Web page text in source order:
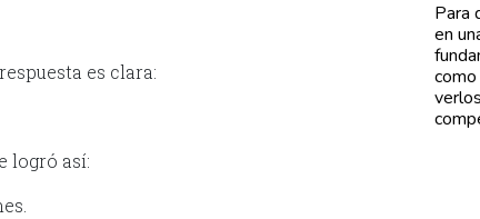
es clara:
logró así:
Para
en